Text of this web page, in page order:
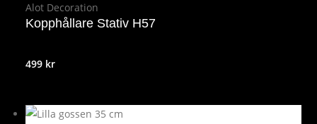
Alot Decoration
Kopphållare Stativ H57
499 kr